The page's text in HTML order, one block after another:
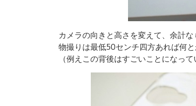
カメラの向きと高さを変えて、余計
物撮りは最低50センチ四方あれば何と
（例えこの背後はすごいことになって